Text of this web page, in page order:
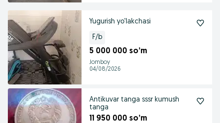
Yugurish yo'lakchasi
F/b
5 000 000 so’m
Jomboy
04/08/2026
Antikuvar tanga sssr kumush
tanga
11 950 000 so’m